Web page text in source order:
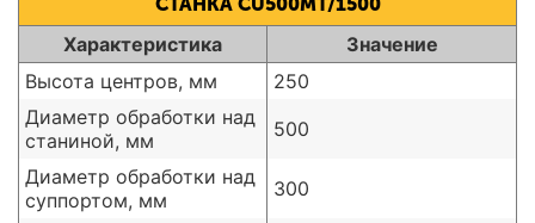
Характеристика
Значение
Высота центров, мм
250
Диаметр обработки над
станиной, мм
500
Диаметр обработки над
суппортом, мм
300